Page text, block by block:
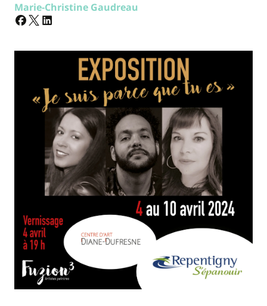
Marie-Christine Gaudreau